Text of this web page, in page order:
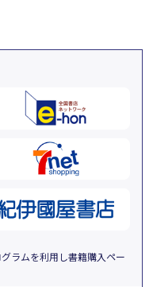
ラムを利用し書籍購入ペー